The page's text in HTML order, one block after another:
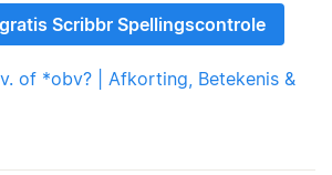
Scribbr Spellingscontrole
of *obv? | Afkorting, Betekenis &